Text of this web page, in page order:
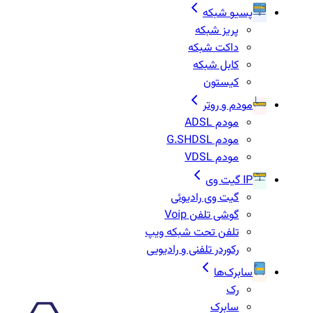
پسیو شبکه
پریز شبکه
داکت شبکه
کابل شبکه
کیستون
مودم و روتر
مودم ADSL
مودم G.SHDSL
مودم VDSL
IP گیت وی
گیت وی رادیوئی
گوشی تلفن Voip
تلفن تحت شبکه ویپ
رکوردر تلفنی و رادیویی
سابرک‌ها
رک
سابرک